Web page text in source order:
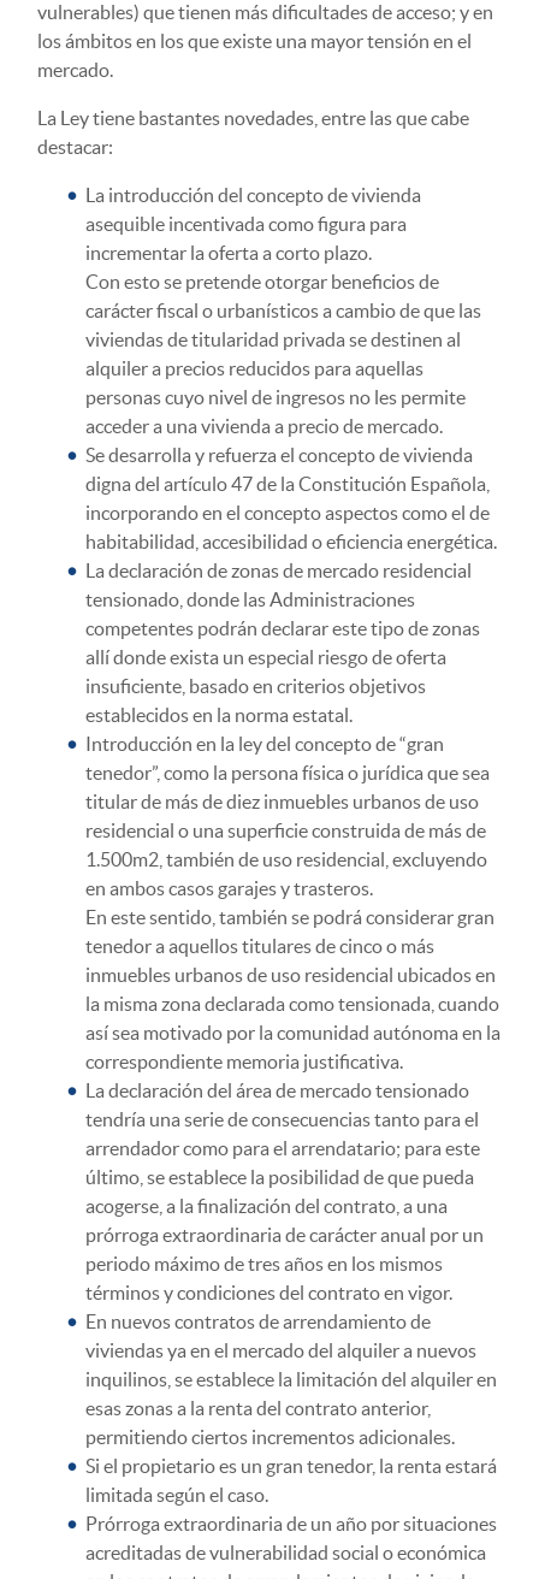
vulnerables) que tienen más dificultades de acceso; y en
los ámbitos en los que existe una mayor tensión en el
mercado.
La Ley tiene bastantes novedades, entre las que cabe
destacar:
La introducción del concepto de vivienda
asequible incentivada como figura para
incrementar la oferta a corto plazo.
Con esto se pretende otorgar beneficios de
carácter fiscal o urbanísticos a cambio de que las
viviendas de titularidad privada se destinen al
alquiler a precios reducidos para aquellas
personas cuyo nivel de ingresos no les permite
acceder a una vivienda a precio de mercado.
Se desarrolla y refuerza el concepto de vivienda
digna del artículo 47 de la Constitución Española,
incorporando en el concepto aspectos como el de
habitabilidad, accesibilidad o eficiencia energética.
La declaración de zonas de mercado residencial
tensionado, donde las Administraciones
competentes podrán declarar este tipo de zonas
allí donde exista un especial riesgo de oferta
insuficiente, basado en criterios objetivos
establecidos en la norma estatal.
Introducción en la ley del concepto de “gran
tenedor”, como la persona física o jurídica que sea
titular de más de diez inmuebles urbanos de uso
residencial o una superficie construida de más de
1.500m2, también de uso residencial, excluyendo
en ambos casos garajes y trasteros.
En este sentido, también se podrá considerar gran
tenedor a aquellos titulares de cinco o más
inmuebles urbanos de uso residencial ubicados en
la misma zona declarada como tensionada, cuando
así sea motivado por la comunidad autónoma en la
correspondiente memoria justificativa.
La declaración del área de mercado tensionado
tendría una serie de consecuencias tanto para el
arrendador como para el arrendatario; para este
último, se establece la posibilidad de que pueda
acogerse, a la finalización del contrato, a una
prórroga extraordinaria de carácter anual por un
periodo máximo de tres años en los mismos
términos y condiciones del contrato en vigor.
En nuevos contratos de arrendamiento de
viviendas ya en el mercado del alquiler a nuevos
inquilinos, se establece la limitación del alquiler en
esas zonas a la renta del contrato anterior,
permitiendo ciertos incrementos adicionales.
Si el propietario es un gran tenedor, la renta estará
limitada según el caso.
Prórroga extraordinaria de un año por situaciones
acreditadas de vulnerabilidad social o económica